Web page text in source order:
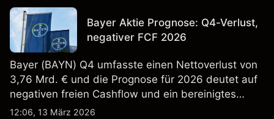
Bayer Aktie Prognose: Q4-Verlust,
negativer FCF 2026
Bayer (BAYN) Q4 umfasste einen Nettoverlust von
3,76 Mrd. € und die Prognose für 2026 deutet auf
negativen freien Cashflow und ein bereinigtes
EBITDA von 9,6–10,1 Mrd. € hin. Die
12:06, 13 März 2026